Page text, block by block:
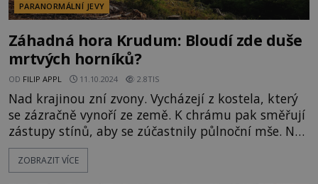
PARANORMÁLNÍ JEVY
Záhadná hora Krudum: Bloudí zde duše
mrtvých horníků?
OD FILIP APPL 11.10.2024 2.8TIS
Nad krajinou zní zvony. Vycházejí z kostela, který
se zázračně vynoří ze země. K chrámu pak směřují
zástupy stínů, aby se zúčastnily půlnoční mše. Na
Krudumi se prý něco takového odehrává každý
rok. Působí ve Slavkovském lese jakási
ZOBRAZIT VÍCE